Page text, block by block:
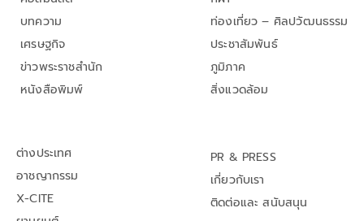
บทความ
เศรษฐกิจ
ข่าวพระราชสำนัก
หนังสือพิมพ์
ท่องเที่ยว – ศิลปวัฒนธรรม
ประชาสัมพันธ์
ภูมิภาค
สิ่งแวดล้อม
ต่างประเทศ
อาชญากรรม
X-CITE
PR & PRESS
เกี่ยวกับเรา
ติดต่อและ สนับสนุน